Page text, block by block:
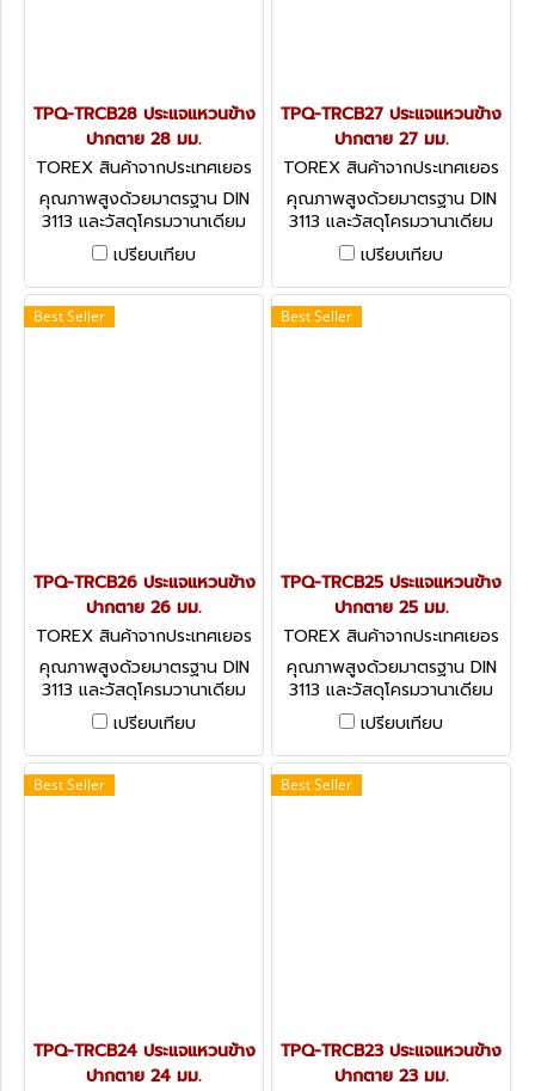
TPQ-TRCB28 ประแจแหวนข้าง
ปากตาย 28 มม.
TOREX สินค้าจากประเทศเยอร
มัน TPQ-TRCB28
คุณภาพสูงด้วยมาตรฐาน DIN
3113 และวัสดุโครมวานาเดียม
(CHROME VANADIUM)
COMBINATION SPANNERS -
DIN 3113 (METRIC)
เปรียบเทียบ
TPQ-TRCB27 ประแจแหวนข้าง
ปากตาย 27 มม.
TOREX สินค้าจากประเทศเยอร
มัน TPQ-TRCB27
คุณภาพสูงด้วยมาตรฐาน DIN
3113 และวัสดุโครมวานาเดียม
(CHROME VANADIUM)
COMBINATION SPANNERS -
DIN 3113 (METRIC)
เปรียบเทียบ
Best Seller
TPQ-TRCB26 ประแจแหวนข้าง
ปากตาย 26 มม.
TOREX สินค้าจากประเทศเยอร
มัน TPQ-TRCB 26
คุณภาพสูงด้วยมาตรฐาน DIN
3113 และวัสดุโครมวานาเดียม
(CHROME VANADIUM)
COMBINATION SPANNERS -
DIN 3113 (METRIC)
เปรียบเทียบ
Best Seller
TPQ-TRCB25 ประแจแหวนข้าง
ปากตาย 25 มม.
TOREX สินค้าจากประเทศเยอร
มัน TPQ-TRCB25
คุณภาพสูงด้วยมาตรฐาน DIN
3113 และวัสดุโครมวานาเดียม
(CHROME VANADIUM)
COMBINATION SPANNERS -
DIN 3113 (METRIC)
เปรียบเทียบ
Best Seller
TPQ-TRCB24 ประแจแหวนข้าง
ปากตาย 24 มม.
Best Seller
TPQ-TRCB23 ประแจแหวนข้าง
ปากตาย 23 มม.